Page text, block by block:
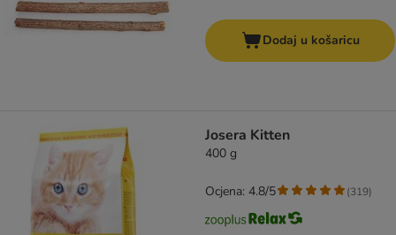
Dodaj u košaricu
Josera Kitten
400 g
Ocjena: 4.8/5 (319)